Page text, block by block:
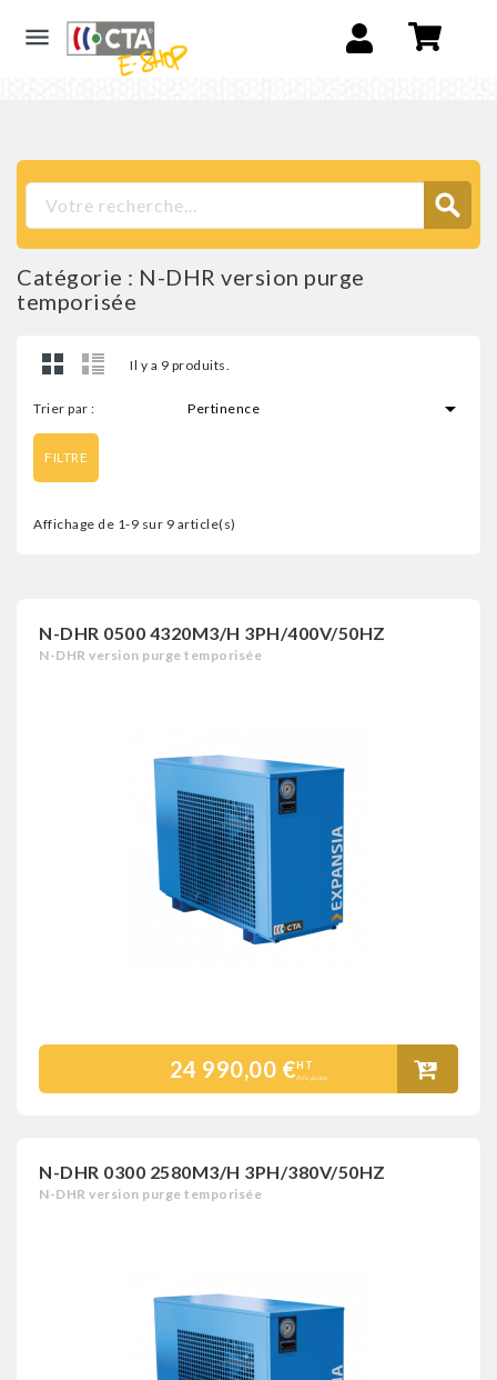

Catégorie : N-DHR version purge
temporisée
Il y a 9 produits.
Trier par : Pertinence 
FILTRE
Affichage de 1-9 sur 9 article(s)
N-DHR 0500 4320M3/H 3PH/400V/50HZ
N-DHR version purge temporisée
24 990,00 €HT
Prix public
N-DHR 0300 2580M3/H 3PH/380V/50HZ
N-DHR version purge temporisée